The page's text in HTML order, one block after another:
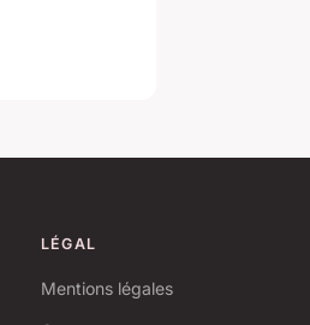
LÉGAL
Mentions légales